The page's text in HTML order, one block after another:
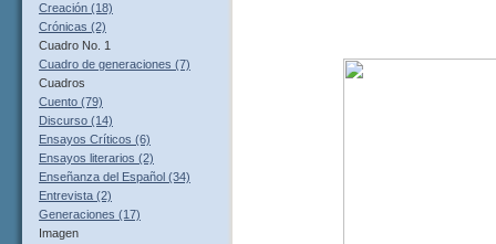
Creación (18)
Crónicas (2)
Cuadro No. 1
Cuadro de generaciones (7)
Cuadros
Cuento (79)
Discurso (14)
Ensayos Críticos (6)
Ensayos literarios (2)
Enseñanza del Español (34)
Entrevista (2)
Generaciones (17)
Imagen